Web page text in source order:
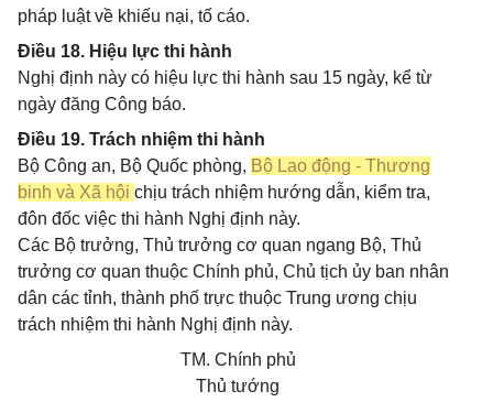
pháp luật về khiếu nại, tố cáo.
Điều 18. Hiệu lực thi hành
Nghị định này có hiệu lực thi hành sau 15 ngày, kể từ
ngày đăng Công báo.
Điều 19. Trách nhiệm thi hành
Bộ Công an, Bộ Quốc phòng, Bộ Lao động - Thương
binh và Xã hội chịu trách nhiệm hướng dẫn, kiểm tra,
đôn đốc việc thi hành Nghị định này.
Các Bộ trưởng, Thủ trưởng cơ quan ngang Bộ, Thủ
trưởng cơ quan thuộc Chính phủ, Chủ tịch ủy ban nhân
dân các tỉnh, thành phố trực thuộc Trung ương chịu
trách nhiệm thi hành Nghị định này.
TM. Chính phủ
Thủ tướng